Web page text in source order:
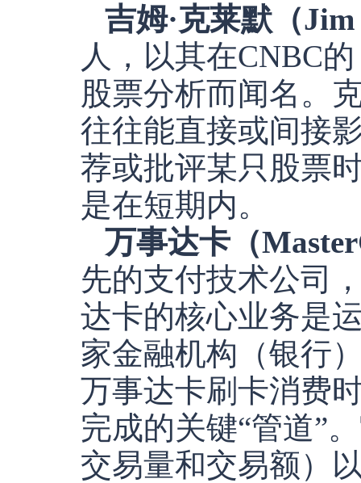
吉姆·克莱默（
人，以其在CNBC
股票分析而闻名。
往往能直接或间接
荐或批评某只股票
是在短期内。
万事达卡（
先的支付技术公司
达卡的核心业务是
家金融机构（银行
万事达卡刷卡消费
完成的关键“管道”
交易量和交易额）